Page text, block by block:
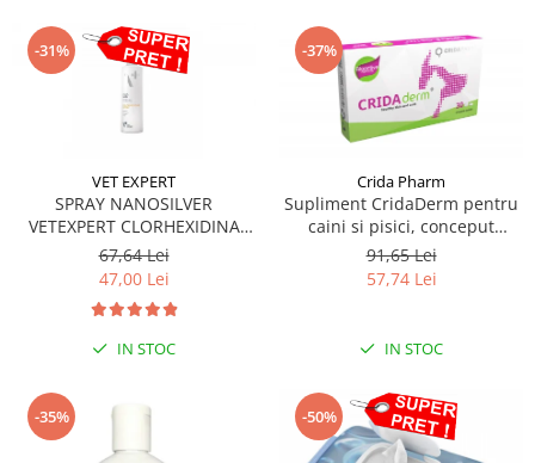
-31%
VET EXPERT
SPRAY NANOSILVER
VETEXPERT CLORHEXIDINA
4%- 100ML
67,64 Lei
47,00 Lei
IN STOC
-37%
Crida Pharm
Supliment CridaDerm pentru
caini si pisici, conceput
pentru a sprijini refacerea
pielii și blănii - 30 comprimate
91,65 Lei
57,74 Lei
IN STOC
-35% -50%